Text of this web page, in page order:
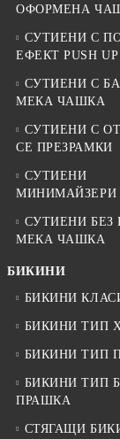
ОФОРМЕНА
СУТИЕНИ С
ЕФЕКТ PUSH UP
СУТИЕНИ С
МЕКА ЧАШКА
СУТИЕНИ С
СЕ ПРЕЗРАМКИ
СУТИЕНИ
МИНИМАЙЗЕРИ
СУТИЕНИ БЕЗ
МЕКА ЧАШКА
БИКИНИ
БИКИНИ
БИКИНИ ТИП
БИКИНИ ТИП
БИКИНИ ТИП
ПРАШКА
СТЯГАЩИ